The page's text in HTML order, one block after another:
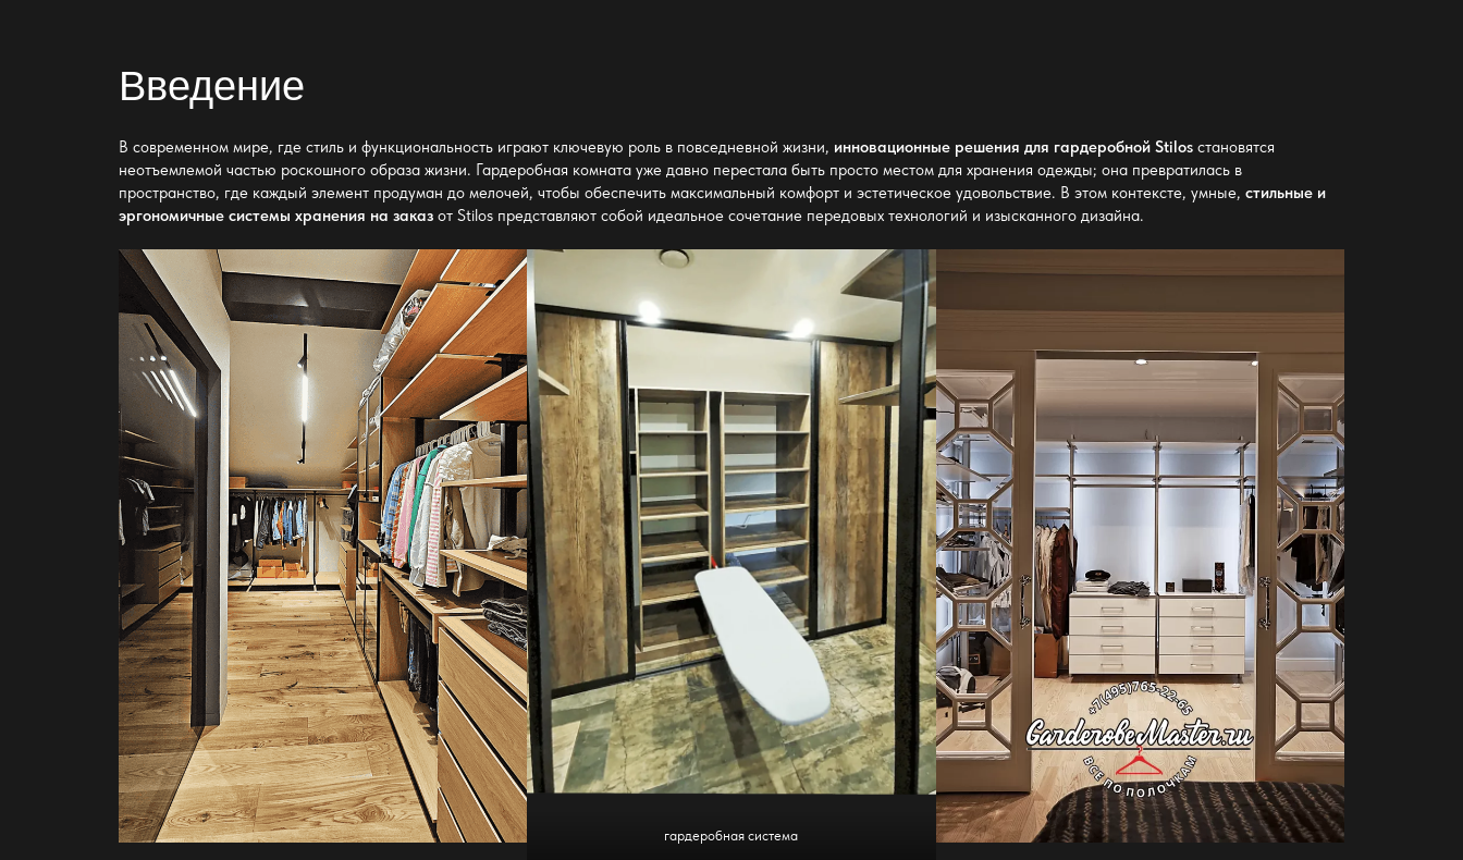
Введение
В современном мире, где стиль и функциональность играют ключевую роль в повседневной жизни, инновационные решения для гардеробной Stilos становятся
неотъемлемой частью роскошного образа жизни. Гардеробная комната уже давно перестала быть просто местом для хранения одежды; она превратилась в
пространство, где каждый элемент продуман до мелочей, чтобы обеспечить максимальный комфорт и эстетическое удовольствие. В этом контексте,умные,стильные и
эргономичные системы хранения на заказ от Stilos представляют собой идеальное сочетание передовых технологий и изысканного дизайна.
гардеробная система